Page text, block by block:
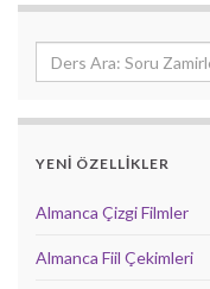
YENİ ÖZELLİKLER
Almanca Çizgi Filmler
Almanca Fiil Çekimleri